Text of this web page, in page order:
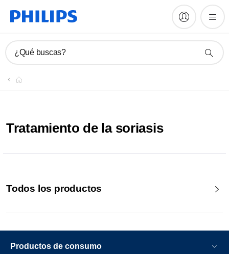
¿Qué buscas?
Tratamiento de la soriasis
Todos los productos
Productos de consumo